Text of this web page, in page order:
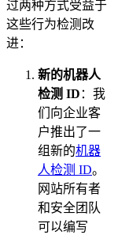
过两种方式受益于
这些行为检测改
进：
新的机器人
检测 ID ：我
们向企业客
户推出了一
组新的机器
人检测 ID。
网站所有者
和安全团队
可以编写